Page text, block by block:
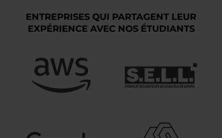
ENTREPRISES QUI PARTAGENT LEUR
EXPÉRIENCE AVEC NOS ÉTUDIANTS